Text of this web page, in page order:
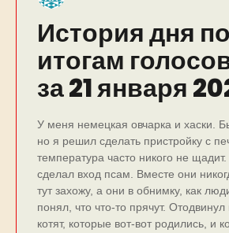
История дня по
итогам
за 21 января
У меня немецкая овчарка и хаски.
но я решил сделать пристройку с
температура часто никого не щадит.
сделал вход псам. Вместе они
тут захожу, а они в обнимку, как
понял, что что-то прячут.
котят, которые вот-вот родились, и